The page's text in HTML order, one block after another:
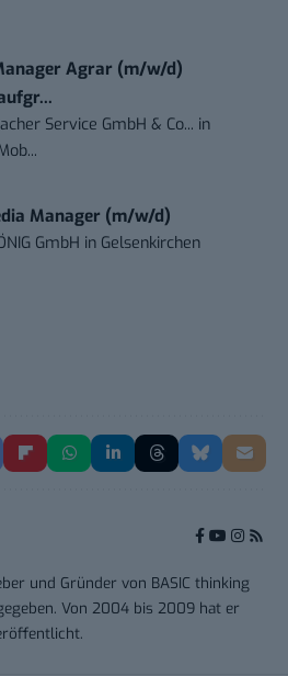
Agrar (m/w/d)
Service GmbH & Co... in
Manager (m/w/d)
GmbH in Gelsenkirchen
und Gründer von BASIC thinking
Von 2004 bis 2009 hat er